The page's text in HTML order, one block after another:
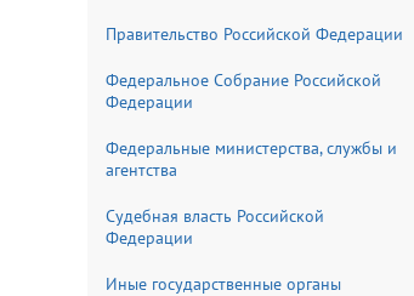
Правительство Российской Федерации
Федеральное Собрание Российской
Федерации
Федеральные министерства, службы и
агентства
Судебная власть Российской
Федерации
Иные государственные органы